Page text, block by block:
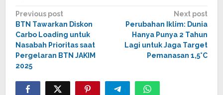
Post
navigation
Previous post
BTN Tawarkan Diskon
Carbo Loading untuk
Nasabah Prioritas saat
Pergelaran BTN JAKIM
2025
Next post
Perubahan Iklim: Dunia
Hanya Punya 2 Tahun
Lagi untuk Jaga Target
Pemanasan 1,5°C